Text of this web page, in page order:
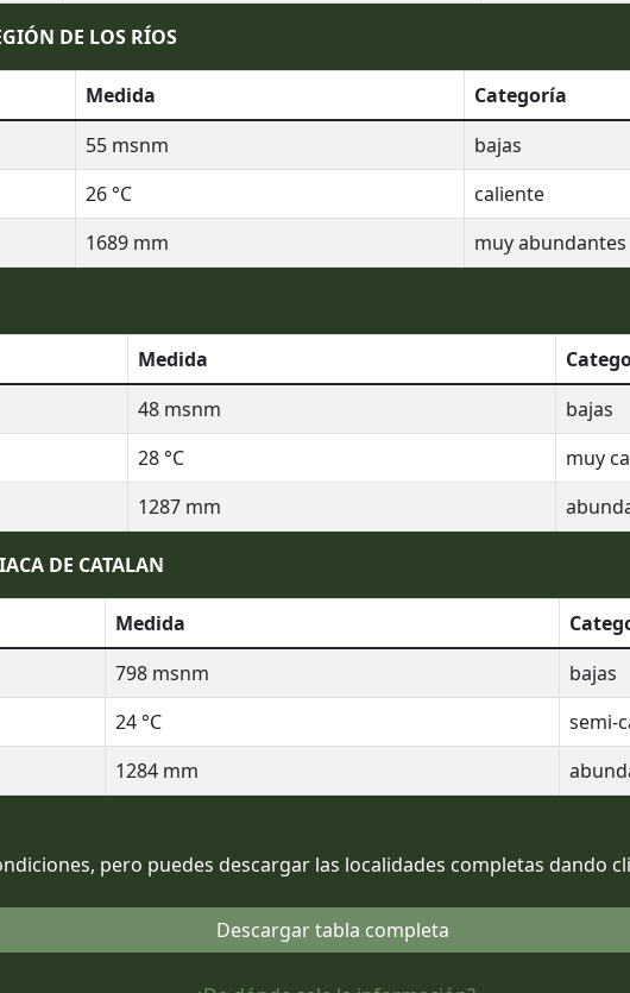
DE LOS RÍOS
Medida
Categoría
55 msnm
bajas
26 °C
caliente
1689 mm muy abundantes
Medida
48 msnm
bajas
28 °C
muy
1287 mm
DE CATALAN
Medida
798 msnm
bajas
24 °C
semi-
1284 mm
pero puedes descargar las localidades completas dando
Descargar tabla completa